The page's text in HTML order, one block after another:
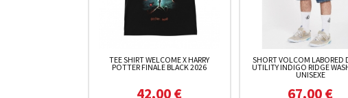
TEE SHIRT WELCOME X HARRY
POTTER FINALE BLACK 2026
42,00 €
SHORT VOLCOM LABORED
UTILITY INDIGO RIDGE
UNISEXE
67,00 €